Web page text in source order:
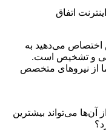
دنیای اینترنت اتفاق
اختصاص میدهید به
و تشخیص است.
از نیروهای متخصص
آنها میتواند بیشترین